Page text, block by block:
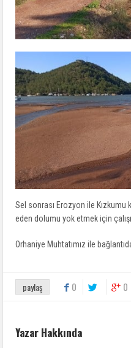
Sel sonrası Erozyon ile Kızkumu
eden dolumu yok etmek için
Orhaniye Muhtatımız ile
paylaş 0 0
Yazar Hakkında